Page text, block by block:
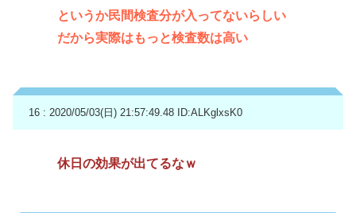
というか民間検査分が入ってないらしい
だから実際はもっと検査数は高い
16 : 2020/05/03(日) 21:57:49.48 ID:ALKglxsK0
休日の効果が出てるなｗ